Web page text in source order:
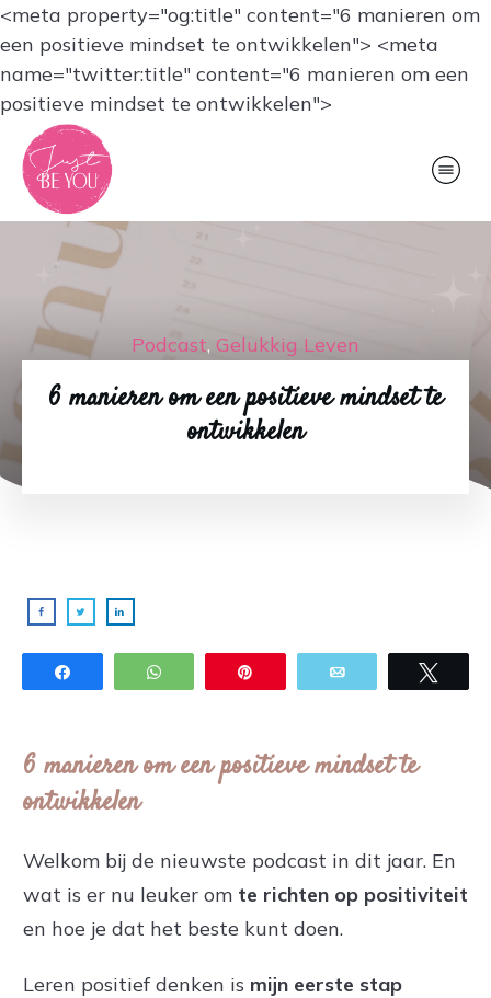
<meta property="og:title" content="6 manieren om
een positieve mindset te ontwikkelen"> <meta
name="twitter:title" content="6 manieren om een
positieve mindset te ontwikkelen">
Podcast, Gelukkig Leven
6 manieren om een positieve mindset te
ontwikkelen
WhatsApp
6 manieren om een positieve mindset te
ontwikkelen
Welkom bij de nieuwste podcast in dit jaar. En
wat is er nu leuker om te richten op positiviteit
en hoe je dat het beste kunt doen.
Leren positief denken is mijn eerste stap